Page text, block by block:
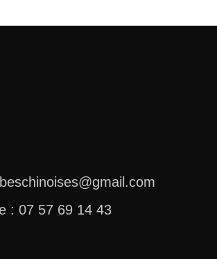
: 07 57 69 14 43